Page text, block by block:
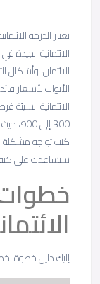
تعتبر الدرجة
الائتمانية
الائتمان، وأشكال
الأبواب لأسعار
الائتمانية السيئة
300
كنت تواجه مشكلة
سنساعدك على
إليك دليل خطوة